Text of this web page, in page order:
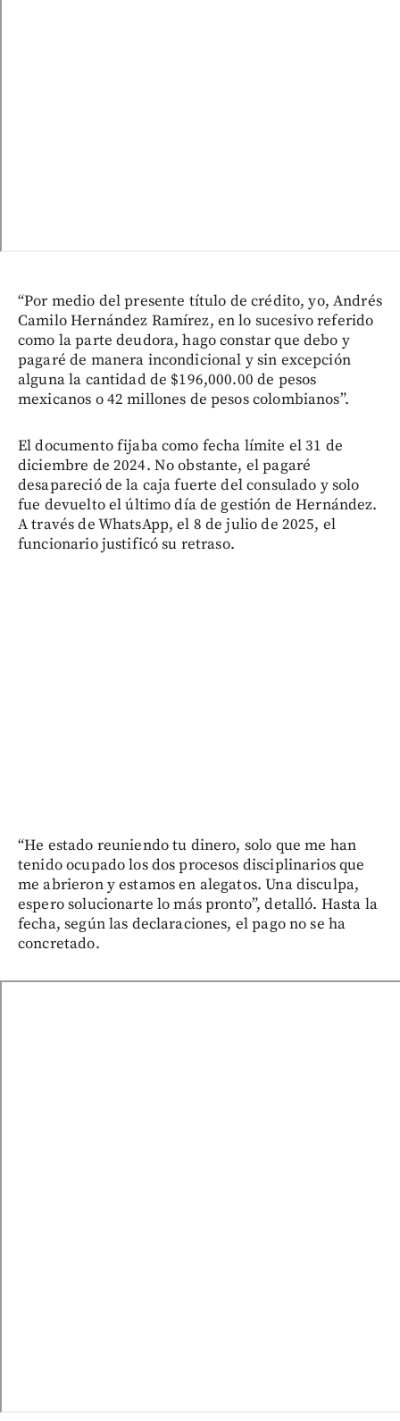
“Por medio del presente título de crédito, yo, Andrés
Camilo Hernández Ramírez, en lo sucesivo referido
como la parte deudora, hago constar que debo y
pagaré de manera incondicional y sin excepción
alguna la cantidad de $196,000.00 de pesos
mexicanos o 42 millones de pesos colombianos”.
El documento fijaba como fecha límite el 31 de
diciembre de 2024. No obstante, el pagaré
desapareció de la caja fuerte del consulado y solo
fue devuelto el último día de gestión de Hernández.
A través de WhatsApp, el 8 de julio de 2025, el
funcionario justificó su retraso.
“He estado reuniendo tu dinero, solo que me han
tenido ocupado los dos procesos disciplinarios que
me abrieron y estamos en alegatos. Una disculpa,
espero solucionarte lo más pronto”, detalló. Hasta la
fecha, según las declaraciones, el pago no se ha
concretado.